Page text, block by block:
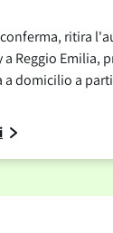
ritira
Reggio Emilia,
domicilio a